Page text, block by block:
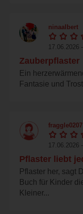
ninaalbert
17.06.2026
Zauberpflaster
Ein
Fantasie und
fraggle0207
17.06.2026
Pflaster liebt
Pflaster her, sagt
Buch für Kinder
Kleiner...